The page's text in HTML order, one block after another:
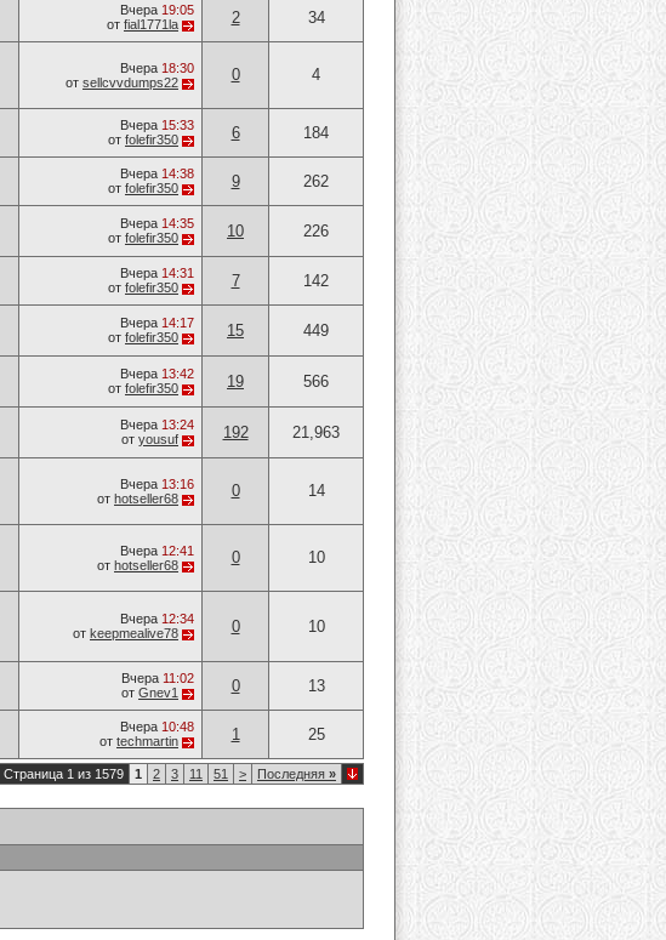
Вчера 19:05
от fial1771la 2 34
Вчера 18:30
от sellcvvdumps22 0 4
Вчера 15:33
от folefir350 6 184
Вчера 14:38
от folefir350 9 262
Вчера 14:35
от folefir350 10 226
Вчера 14:31
от folefir350 7 142
Вчера 14:17
от folefir350 15 449
Вчера 13:42
от folefir350 19 566
Вчера 13:24
от yousuf 192 21,963
Вчера 13:16
от hotseller68 0 14
Вчера 12:41
от hotseller68 0 10
Вчера 12:34
от keepmealive78 0 10
Вчера 11:02
от Gnev1 0 13
Вчера 10:48
от techmartin 1 25
Страница 1 из 1579 1 2 3 11 51 > Последняя »